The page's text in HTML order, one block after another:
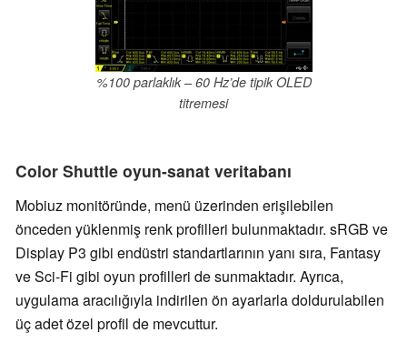
%100 parlaklık – 60 Hz’de tipik OLED
titremesi
Color Shuttle oyun-sanat veritabanı
Mobiuz monitöründe, menü üzerinden erişilebilen
önceden yüklenmiş renk profilleri bulunmaktadır. sRGB ve
Display P3 gibi endüstri standartlarının yanı sıra, Fantasy
ve Sci-Fi gibi oyun profilleri de sunmaktadır. Ayrıca,
uygulama aracılığıyla indirilen ön ayarlarla doldurulabilen
üç adet özel profil de mevcuttur.